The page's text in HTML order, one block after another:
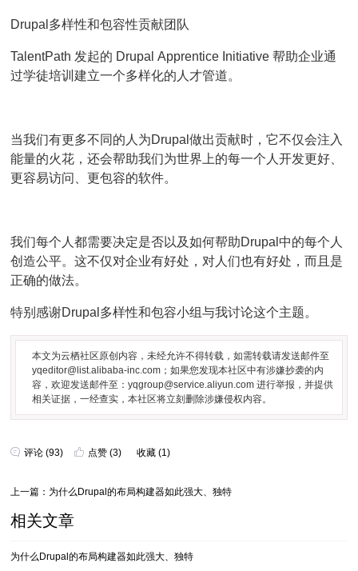
Drupal多样性和包容性贡献团队
TalentPath 发起的 Drupal Apprentice Initiative 帮助企业通
过学徒培训建立一个多样化的人才管道。
当我们有更多不同的人为Drupal做出贡献时，它不仅会注入
能量的火花，还会帮助我们为世界上的每一个人开发更好、
更容易访问、更包容的软件。
我们每个人都需要决定是否以及如何帮助Drupal中的每个人
创造公平。这不仅对企业有好处，对人们也有好处，而且是
正确的做法。
特别感谢Drupal多样性和包容小组与我讨论这个主题。
本文为云栖社区原创内容，未经允许不得转载，如需转载请发送邮件至
yqeditor@list.alibaba-inc.com；如果您发现本社区中有涉嫌抄袭的内
容，欢迎发送邮件至：yqgroup@service.aliyun.com 进行举报，并提供
相关证据，一经查实，本社区将立刻删除涉嫌侵权内容。
评论 (93) 点赞 (3) 收藏 (1)
上一篇：为什么Drupal的布局构建器如此强大、独特
相关文章
为什么Drupal的布局构建器如此强大、独特